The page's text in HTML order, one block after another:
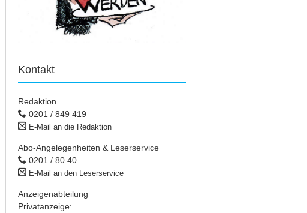
Kontakt
Redaktion
0201 / 849 419
E-Mail an die Redaktion
Abo-Angelegenheiten & Leserservice
0201 / 80 40
E-Mail an den Leserservice
Anzeigenabteilung
Privatanzeige: